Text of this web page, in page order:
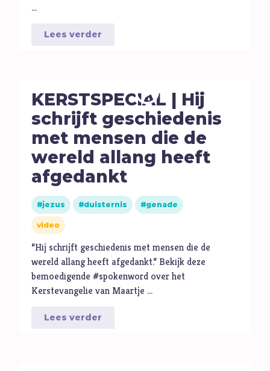
…
Lees verder
KERSTSPECIAL | Hij
schrijft geschiedenis
met mensen die de
wereld allang heeft
afgedankt
jezus duisternis genade
video
“Hij schrijft geschiedenis met mensen die de
wereld allang heeft afgedankt.” Bekijk deze
bemoedigende #spokenword over het
Kerstevangelie van Maartje …
Lees verder